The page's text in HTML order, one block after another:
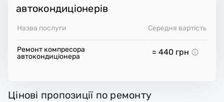
автокондиціонерів
Назва послуги Середня вартість
Ремонт компресора
автокондиціонера
≈ 440 грн
Цінові пропозиції по ремонту